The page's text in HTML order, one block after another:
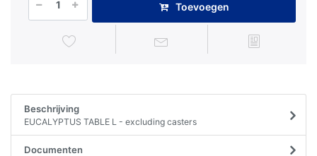
Toevoegen
Beschrijving
EUCALYPTUS TABLE L - excluding casters
Documenten